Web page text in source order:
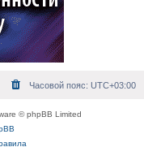
Часовой пояс: UTC+03:00
© phpBB Limited